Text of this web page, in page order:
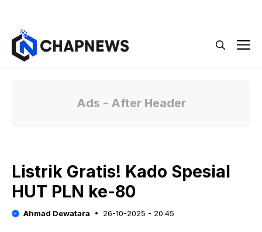
Ads - After Header
Listrik Gratis! Kado Spesial
HUT PLN ke-80
Ahmad Dewatara 26-10-2025 - 20.45